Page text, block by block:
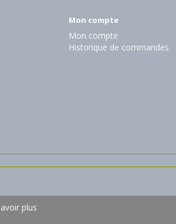
Mon compte
Mon compte
Historique de commandes
plus